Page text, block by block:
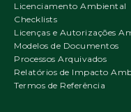
Licenciamento Ambiental
Checklists
Licenças e Autorizações
Modelos de Documentos
Processos Arquivados
Relatórios de Impacto
Termos de Referência